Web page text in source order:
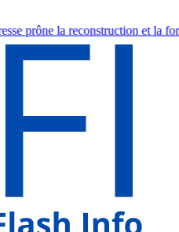
jusqu'en 2030.●Asecna